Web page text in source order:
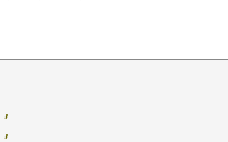
,
,